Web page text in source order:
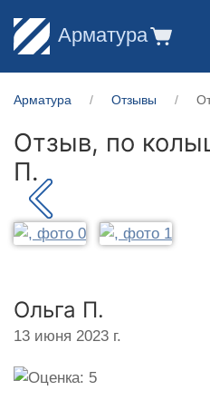
Арматура
Арматура Отзывы
Отзыв, по
П.
Ольга П.
13 июня 2023 г.